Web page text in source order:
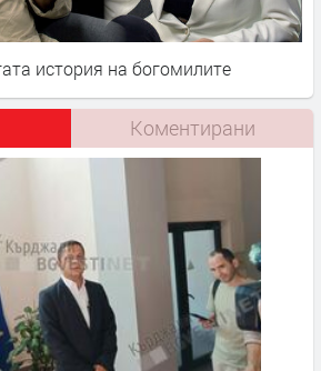
история на богомилите
Коментирани